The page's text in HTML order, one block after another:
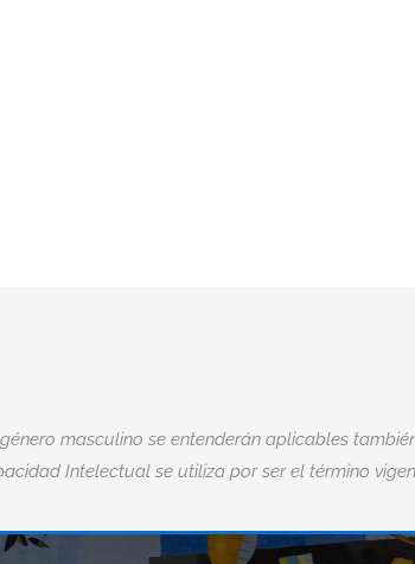
masculino se entenderán aplicables
Intelectual se utiliza por ser el término